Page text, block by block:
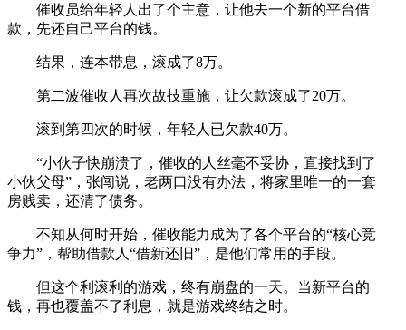
催收员给年轻人出了个主意，让他去一个新的平台借
款，先还自己平台的钱。
结果，连本带息，滚成了8万。
第二波催收人再次故技重施，让欠款滚成了20万。
滚到第四次的时候，年轻人已欠款40万。
“小伙子快崩溃了，催收的人丝毫不妥协，直接找到了
小伙父母”，张闯说，老两口没有办法，将家里唯一的一套
房贱卖，还清了债务。
不知从何时开始，催收能力成为了各个平台的“核心竞
争力”，帮助借款人“借新还旧”，是他们常用的手段。
但这个利滚利的游戏，终有崩盘的一天。当新平台的
钱，再也覆盖不了利息，就是游戏终结之时。